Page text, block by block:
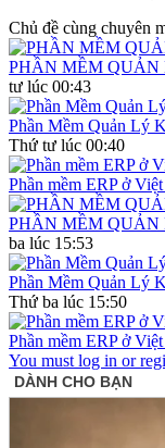
Chủ đề cùng chuyên
PHẦN MỀM QUẢN
tư lúc 00:43
Phần Mềm Quản Lý
Thứ tư lúc 00:40
Phần mềm ERP ở
PHẦN MỀM QUẢN
ba lúc 15:53
Phần Mềm Quản Lý
Thứ ba lúc 15:50
Phần mềm ERP ở
You must log in or